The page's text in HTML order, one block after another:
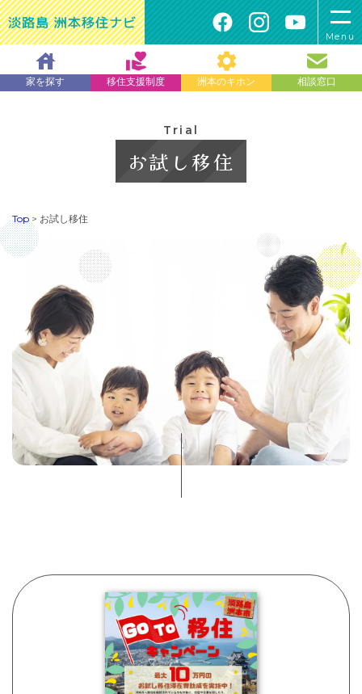
Menu
家を探す 移住支援制度 洲本のキホン 相談窓口
Trial
お試し移住
Top > お試し移住